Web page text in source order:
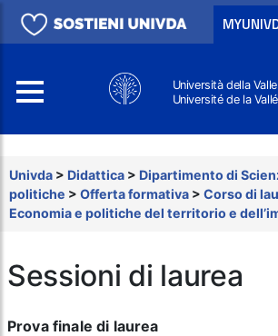
Università della
Université de la
Univda > Didattica > Dipartimento di
politiche > Offerta formativa > Corso di
Economia e politiche del territorio e
Sessioni di laurea
Prova finale di laurea